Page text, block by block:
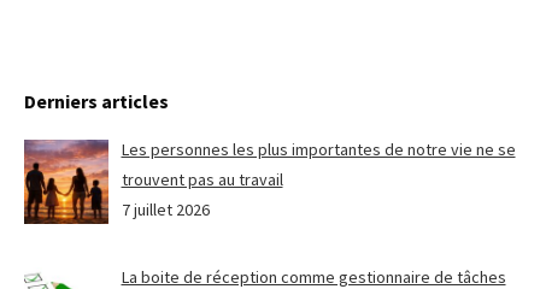
Derniers articles
Les personnes les plus importantes de notre vie ne se
trouvent pas au travail
7 juillet 2026
La boite de réception comme gestionnaire de tâches